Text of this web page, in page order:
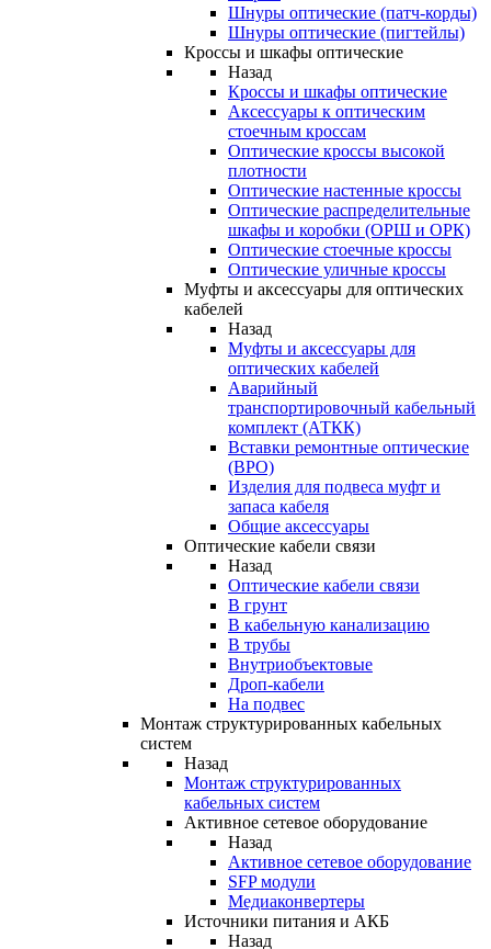
Шнуры оптические (патч-корды)
Шнуры оптические (пигтейлы)
Кроссы и шкафы оптические
Назад
Кроссы и шкафы оптические
Аксессуары к оптическим
стоечным кроссам
Оптические кроссы высокой
плотности
Оптические настенные кроссы
Оптические распределительные
шкафы и коробки (ОРШ и ОРК)
Оптические стоечные кроссы
Оптические уличные кроссы
Муфты и аксессуары для оптических
кабелей
Назад
Муфты и аксессуары для
оптических кабелей
Аварийный
транспортировочный кабельный
комплект (АТКК)
Вставки ремонтные оптические
(ВРО)
Изделия для подвеса муфт и
запаса кабеля
Общие аксессуары
Оптические кабели связи
Назад
Оптические кабели связи
В грунт
В кабельную канализацию
В трубы
Внутриобъектовые
Дроп-кабели
На подвес
Монтаж структурированных кабельных
систем
Назад
Монтаж структурированных
кабельных систем
Активное сетевое оборудование
Назад
Активное сетевое оборудование
SFP модули
Медиаконвертеры
Источники питания и АКБ
Назад